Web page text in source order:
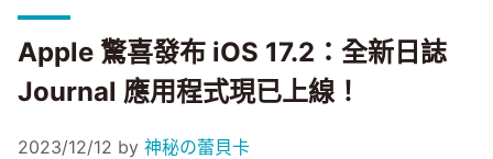
Apple 驚喜發布 iOS 17.2：全新日誌
Journal 應用程式現已上線！
2023/12/12 by 神秘の蕾貝卡